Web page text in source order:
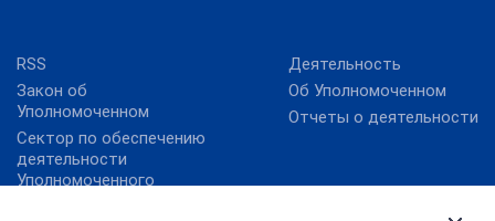
RSS
Закон об
Уполномоченном
Сектор по обеспечению
деятельности
Уполномоченного
Деятельность
Об Уполномоченном
Отчеты о деятельности